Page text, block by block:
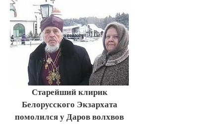
Старейший клирик
Белорусского Экзархата
помолился у Даров волхвов